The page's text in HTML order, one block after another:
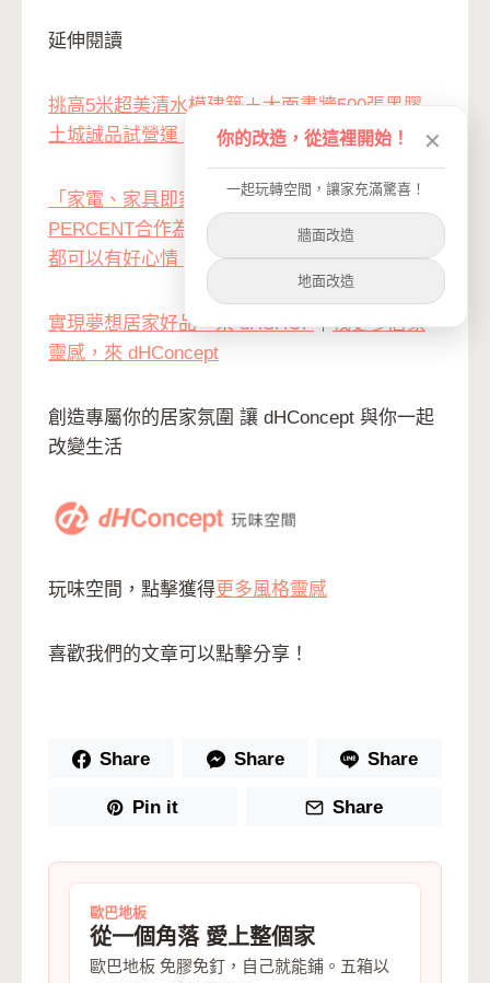
延伸閱讀
挑高5米超美清水模建築＋大面書牆500張黑膠
土城誠品試營運！
「家電、家具即家飾」設計師施博瀚與
PERCENT合作為拖把創造全新專屬顏色 讓打掃
都可以有好心情！
實現夢想居家好品，來 dHSHOP｜找更多居家
靈感，來 dHConcept
創造專屬你的居家氛圍 讓 dHConcept 與你一起
改變生活
玩味空間，點擊獲得更多風格靈感
喜歡我們的文章可以點擊分享！
Share Share Share
Pin it Share
歐巴地板
從一個角落 愛上整個家
歐巴地板 免膠免釘，自己就能鋪。五箱以
你的改造，從這裡開始！ ✕
一起玩轉空間，讓家充滿驚喜！
牆面改造
地面改造